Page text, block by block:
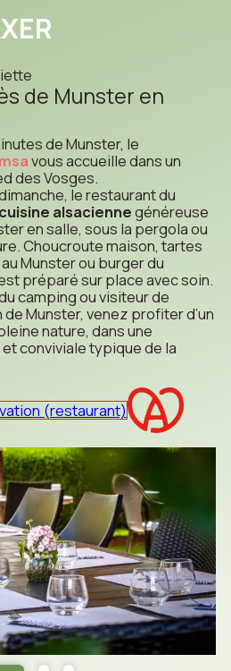
de Munster en
de Munster, le
vous accueille dans un
des Vosges.
le restaurant du
cuisine alsaciennegénéreuse
en salle, sous la pergola ou
Choucroute maison, tartes
Munster ou burger du
préparé sur place avec soin.
camping ou visiteur de
Munster, venez profiter d’un
nature, dans une
conviviale typique de la
(restaurant)